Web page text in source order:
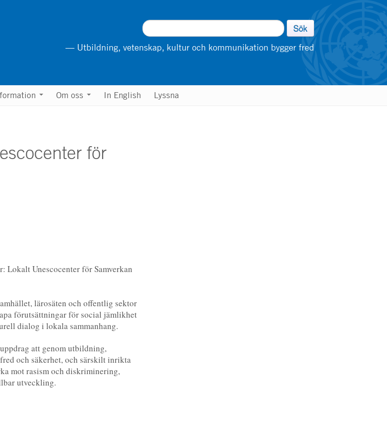
Sök
— Utbildning, vetenskap, kultur och kommunikation bygger fred
Om oss In English Lyssna
för
Lokalt Unescocenter för Samverkan
lärosäten och offentlig sektor
förutsättningar för social jämlikhet
dialog i lokala sammanhang.
att genom utbildning,
och säkerhet, och särskilt inrikta
mot rasism och diskriminering,
utveckling.